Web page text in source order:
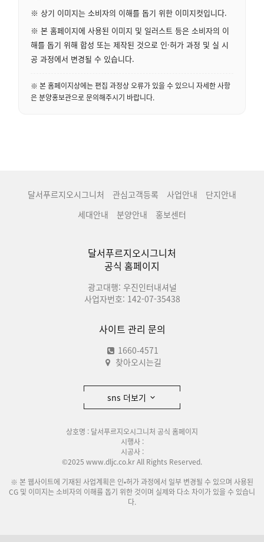
※ 상기 이미지는 소비자의 이해를 돕기 위한 이미지컷입니다.
※ 본 홈페이지에 사용된 이미지 및 일러스트 등은 소비자의 이
해를 돕기 위해 합성 또는 제작된 것으로 인·허가 과정 및 실 시
공 과정에서 변경될 수 있습니다.
※ 본 홈페이지상에는 편집 과정상 오류가 있을 수 있으니 자세한 사항
은 분양홍보관으로 문의해주시기 바랍니다.
달서푸르지오시그니처 관심고객등록 사업안내
단지안내
세대안내
분양안내 홍보센터
달서푸르지오시그니처
공식 홈페이지
광고대행: 우진인터내셔널
사업자번호: 142-07-35438
사이트 관리 문의
1660-4571
찾아오시는길
sns 더보기
상호명 : 달서푸르지오시그니처 공식 홈페이지
시행사 :
시공사 :
©2025 www.dljc.co.kr All Rights Reserved.
※ 본 웹사이트에 기재된 사업계획은 인•허가 과정에서 일부 변경될 수 있으며 사용된
CG 및 이미지는 소비자의 이해를 돕기 위한 것이며 실제와 다소 차이가 있을 수 있습니
다.